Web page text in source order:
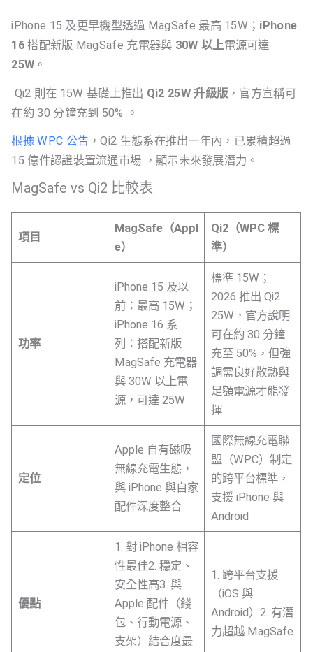
iPhone 15 及更早機型透過 MagSafe 最高 15W； iPhone
16 搭配新版 MagSafe 充電器與 30W 以上電源可達
25W 。
Qi2 則在 15W 基礎上推出 Qi2 25W 升級版 ，官方宣稱可
在約 30 分鐘充到 50% 。
根據 WPC 公告 ，Qi2 生態系在推出一年內，已累積超過
15 億件認證裝置流通市場 ，顯示未來發展潛力。
MagSafe vs Qi2 比較表
項目
MagSafe（Appl
e）
Qi2（WPC 標
準）
功率
iPhone 15 及以
前：最高 15W；
iPhone 16 系
列：搭配新版
MagSafe 充電器
與 30W 以上電
源，可達 25W
標準 15W；
2026 推出 Qi2
25W，官方說明
可在約 30 分鐘
充至 50%，但強
調需良好散熱與
足額電源才能發
揮
定位
Apple 自有磁吸
無線充電生態，
與 iPhone 與自家
配件深度整合
國際無線充電聯
盟（WPC）制定
的跨平台標準，
支援 iPhone 與
Android
優點
1. 對 iPhone 相容
性最佳2. 穩定、
安全性高3. 與
Apple 配件（錢
包、行動電源、
支架）結合度最
1. 跨平台支援
（iOS 與
Android）2. 有潛
力超越 MagSafe